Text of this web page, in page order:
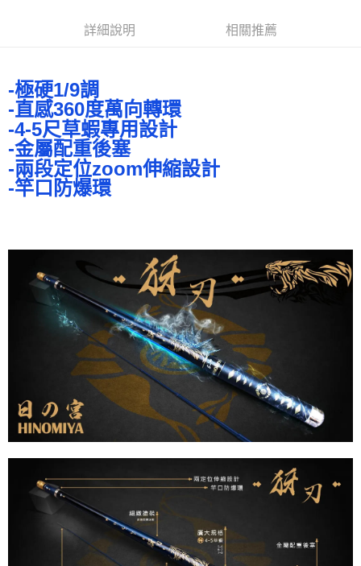
2.基於同意付款使用「大哥付你分期」之契約關係目的，商店將以您的個人
後付繳納相關費用。
※ 交易是否成功請以「AFTEE先享後付 」之結帳頁面顯示為準，若有關於
【注意事項】
１．透過由恩沛科技股份有限公司提供之「AFTEE先享後付」服務完成之交
易，需依本服務之必要範圍內提供個人資料，並將交易相關給付款項請求債
權轉讓予恩沛科技股份有限公司。
２．關於個人資料處理事宜，請瀏覽以下網址：
https://aftee.tw/terms/#terms3
３．未成年的使用者請事先徵得法定代理人或監護人之同意方可使用
「AFTEE先享後付」，若未經同意申辦者引起之損失，本公司不負相關責
５．嚴禁一人註冊多個帳號或使用他人資訊註冊。若發現惡意使用之情形，
恩沛科技股份有限公司將有權停止該用戶之使用額度並採取法律行動。
每筆NT$60，滿NT$1,200(含以上)免運費
每筆NT$60，滿NT$1,200(含以上)免運費
一般宅配（門市自取請勿下單，請聯繫客服）
每筆NT$100，滿NT$2,000(含以上)免運費
離島一般宅配
每筆NT$200，滿NT$2,000(含以上)免運費
國家/地區配送(**下單前請私訊客服確認實際運費(運費另
計)，訂單才得以成立**)
查看運費
詳細說明 相關推薦
-極硬1/9調
-直感360度萬向轉環
-4-5尺草蝦專用設計
-金屬配重後塞
-兩段定位zoom伸縮設計
-竿口防爆環